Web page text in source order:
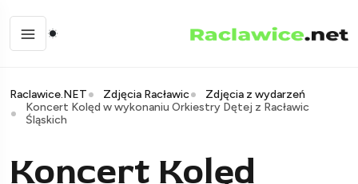
Raclawice.NET Zdjęcia Racławic
Zdjęcia z wydarzeń
Koncert Kolęd w wykonaniu Orkiestry Dętej z Racławic
Śląskich
Koncert Kolęd